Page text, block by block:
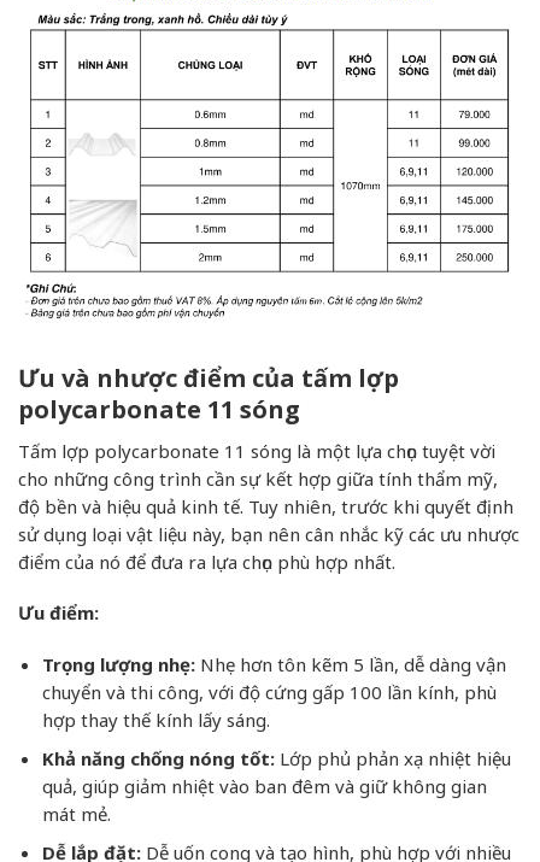
Ưu và nhược điểm của tấm lợp
polycarbonate 11 sóng
Tấm lợp polycarbonate 11 sóng là một lựa chọn tuyệt vời
cho những công trình cần sự kết hợp giữa tính thẩm mỹ,
độ bền và hiệu quả kinh tế. Tuy nhiên, trước khi quyết định
sử dụng loại vật liệu này, bạn nên cân nhắc kỹ các ưu nhược
điểm của nó để đưa ra lựa chọn phù hợp nhất.
Ưu điểm:
Trọng lượng nhẹ:Nhẹ hơn tôn kẽm 5 lần, dễ dàng vận
chuyển và thi công, với độ cứng gấp 100 lần kính, phù
hợp thay thế kính lấy sáng.
Khả năng chống nóng tốt:Lớp phủ phản xạ nhiệt hiệu
quả, giúp giảm nhiệt vào ban đêm và giữ không gian
mát mẻ.
Dễ lắp đặt:Dễ uốn cong và tạo hình, phù hợp với nhiều